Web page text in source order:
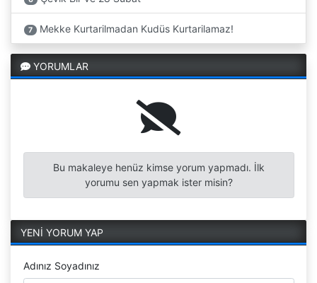
7 Mekke Kurtarilmadan Kudüs Kurtarilamaz!
YORUMLAR
Bu makaleye henüz kimse yorum yapmadı. İlk
yorumu sen yapmak ister misin?
YENİ YORUM YAP
Adınız Soyadınız